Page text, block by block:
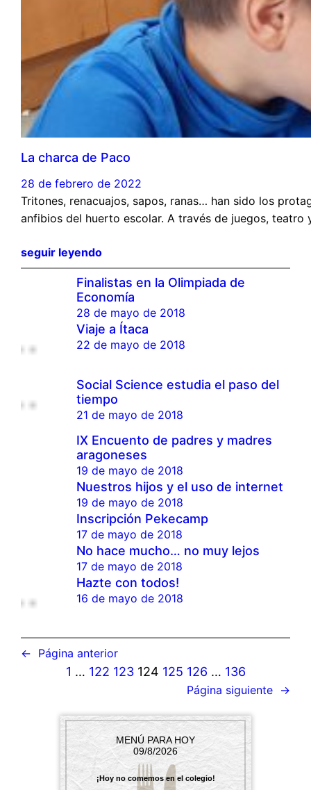
La charca de Paco
28 de febrero de 2022
Tritones, renacuajos, sapos, ranas… han sido los
anfibios del huerto escolar. A través de juegos,
seguir leyendo
Finalistas en la Olimpiada de
Economía
28 de mayo de 2018
Viaje a Ítaca
22 de mayo de 2018
Social Science estudia el paso del
tiempo
21 de mayo de 2018
IX Encuento de padres y madres
aragoneses
19 de mayo de 2018
Nuestros hijos y el uso de internet
19 de mayo de 2018
Inscripción Pekecamp
17 de mayo de 2018
No hace mucho… no muy lejos
17 de mayo de 2018
Hazte con todos!
16 de mayo de 2018
← Página anterior
1 … 122 123 124 125 126 … 136
Página siguiente →
MENÚ PARA HOY
09/8/2026
¡Hoy no comemos en el colegio!